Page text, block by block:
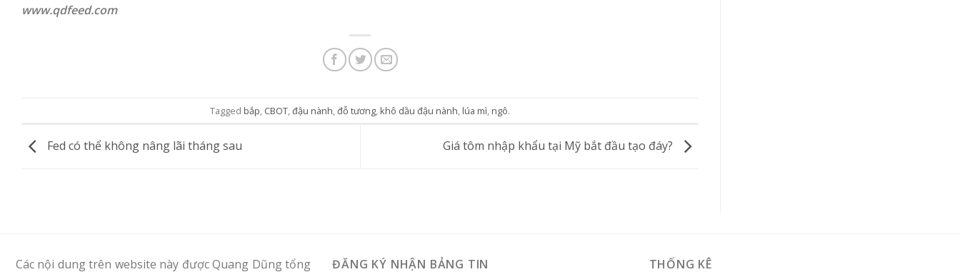
www.qdfeed.com
Tagged bắp, CBOT,đậu nành,đỗ tương, khô dầu đậu nành, lúa mì, ngô.
Fed có thể không nâng lãi tháng sau Giá tôm nhập khẩu tại Mỹ bắt đầu tạo đáy?
Các nội dung trên website này được Quang Dũng tổng ĐĂNG KÝ NHẬN BẢNG TIN THỐNG KÊ